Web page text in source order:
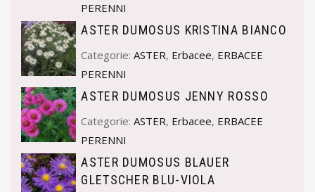
PERENNI
ASTER DUMOSUS KRISTINA BIANCO
Categorie:ASTER, Erbacee, ERBACEE
PERENNI
ASTER DUMOSUS JENNY ROSSO
Categorie:ASTER, Erbacee, ERBACEE
PERENNI
ASTER DUMOSUS BLAUER
GLETSCHER BLU-VIOLA